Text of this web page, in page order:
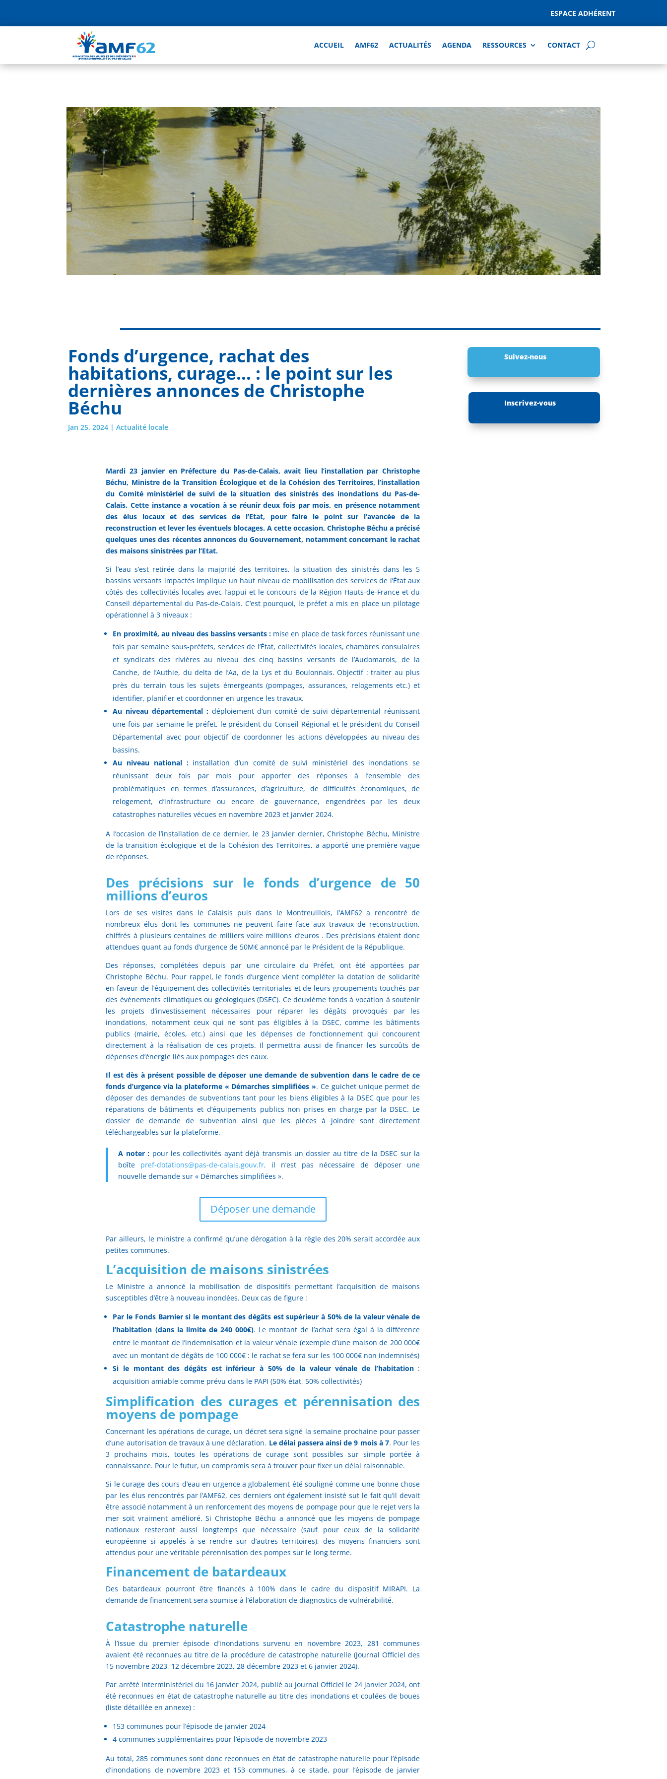
ESPACE ADHÉRENT
ACCUEIL AMF62 ACTUALITÉS AGENDA RESSOURCES CONTACT
Fonds d’urgence, rachat des
habitations, curage… : le point sur les
dernières annonces de Christophe
Béchu
Jan 25, 2024 |Actualité locale
Mardi 23 janvier en Préfecture du Pas-de-Calais, avait lieu l’installation par Christophe
Béchu, Ministre de la Transition Écologique et de la Cohésion des Territoires, l’installation
du Comité ministériel de suivide la situation des sinistrés des inondations du Pas-de-
Calais. Cette instance a vocation à se réunir deux fois par mois, en présence notamment
des élus locaux et des services de l’Etat, pour faire le point sur l’avancée de la
reconstruction et lever les éventuels blocages. A cette occasion, Christophe Béchu a précisé
quelques unes des récentes annonces du Gouvernement, notamment concernant le rachat
des maisons sinistrées par l’Etat.
Si l’eau s’est retirée dans la majorité des territoires, la situation des sinistrés dans les 5
bassins versants impactés implique un haut niveau de mobilisation des services de l’État aux
côtés des collectivités locales avec l’appui et le concours de la Région Hauts-de-France et du
Conseil départemental du Pas-de-Calais. C’est pourquoi, le préfet a mis en place un pilotage
opérationnel à 3 niveaux :
En proximité, au niveau des bassins versants : mise en place de task forces réunissant une
fois par semaine sous-préfets, services de l’État, collectivités locales, chambres consulaires
et syndicats des rivières au niveau des cinq bassins versants de l’Audomarois, de la
Canche, de l’Authie, du delta de l’Aa, de la Lys et du Boulonnais. Objectif : traiter au plus
près du terrain tous les sujets émergeants (pompages, assurances, relogements etc.) et
identifier, planifier et coordonner en urgence les travaux.
Au niveau départemental : déploiement d’un comité de suivi départemental réunissant
une fois par semaine le préfet, le président du Conseil Régional et le président du Conseil
Départemental avec pour objectif de coordonner les actions développées au niveau des
bassins.
Au niveau national : installation d’un comité de suivi ministériel des inondations se
réunissant deux fois par mois pour apporter des réponses à l’ensemble des
problématiques en termes d’assurances, d’agriculture, de difficultés économiques, de
relogement, d’infrastructure ou encore de gouvernance, engendrées par les deux
catastrophes naturelles vécues en novembre 2023 et janvier 2024.
A l’occasion de l’installation de ce dernier, le 23 janvier dernier, Christophe Béchu, Ministre
de la transition écologique et de la Cohésion des Territoires, a apporté une première vague
de réponses.
Des précisions sur le fonds d’urgence de 50
millions d’euros
Lors de ses visites dans le Calaisis puis dans le Montreuillois, l’AMF62 a rencontré de
nombreux élus dont les communes ne peuvent faire face aux travaux de reconstruction,
chiffrés à plusieurs centaines de milliers voire millions d’euros . Des précisions étaient donc
attendues quant au fonds d’urgence de 50M€ annoncé par le Président de la République.
Des réponses, complétées depuis par une circulaire du Préfet, ont été apportées par
Christophe Béchu. Pour rappel, le fonds d’urgence vient compléter la dotation de solidarité
en faveur de l’équipement des collectivités territoriales et de leurs groupements touchés par
des événements climatiques ou géologiques (DSEC). Ce deuxième fonds à vocation à soutenir
les projets d’investissement nécessaires pour réparer les dégâts provoqués par les
inondations, notamment ceux qui ne sont pas éligibles à la DSEC, comme les bâtiments
publics (mairie, écoles, etc.) ainsi que les dépenses de fonctionnement qui concourent
directement à la réalisation de ces projets. Il permettra aussi de financer les surcoûts de
dépenses d’énergie liés aux pompages des eaux.
Il est dès à présent possible de déposer une demande de subvention dans le cadre de ce
fonds d’urgence via la plateforme « Démarches simplifiées ». Ce guichet unique permet de
déposer des demandes de subventions tant pour les biens éligibles à la DSEC que pour les
réparations de bâtiments et d’équipements publics non prises en charge par la DSEC. Le
dossier de demande de subvention ainsi que les pièces à joindre sont directement
téléchargeables sur la plateforme.
A noter : pour les collectivités ayant déjà transmis un dossier au titre de la DSEC sur la
boîte pref-dotations@pas-de-calais.gouv.fr, il n’est pas nécessaire de déposer une
nouvelle demande sur « Démarches simplifiées ».
Déposer une demande
Par ailleurs, le ministre a confirmé qu’une dérogation à la règle des 20% serait accordée aux
petites communes.
L’acquisition de maisons sinistrées
Le Ministre a annoncé la mobilisation de dispositifs permettant l’acquisition de maisons
susceptibles d’être à nouveau inondées. Deux cas de figure :
Par le Fonds Barnier si le montant des dégâts est supérieur à 50% de la valeur vénale de
l’habitation (dans la limite de 240 000€). Le montant de l’achat sera égal à la différence
entre le montant de l’indemnisation et la valeur vénale (exemple d’une maison de 200 000€
avec un montant de dégâts de 100 000€ : le rachat se fera sur les 100 000€ non indemnisés)
Si le montant des dégâts est inférieur à 50% de la valeur vénale de l’habitation:
acquisition amiable comme prévu dans le PAPI (50% état, 50% collectivités)
Simplification des curages et pérennisation des
moyens de pompage
Concernant les opérations de curage, un décret sera signé la semaine prochaine pour passer
d’une autorisation de travaux à une déclaration. Le délai passera ainsi de 9 mois à 7. Pour les
3 prochains mois, toutes les opérations de curage sont possibles sur simple portée à
connaissance. Pour le futur, un compromis sera à trouver pour fixer un délai raisonnable.
Si le curage des cours d’eau en urgence a globalement été souligné comme une bonne chose
par les élus rencontrés par l’AMF62, ces derniers ont également insisté sut le fait qu’il devait
être associé notamment à un renforcement des moyens de pompage pour que le rejet vers la
mer soit vraiment amélioré. SiChristophe Béchu a annoncé que les moyens de pompage
nationaux resteront aussi longtemps que nécessaire (sauf pour ceux de la solidarité
européenne si appelés à se rendre sur d’autres territoires), des moyens financiers sont
attendus pour une véritable pérennisation des pompes sur le long terme.
Financement de batardeaux
Des batardeaux pourront être financés à 100% dans le cadre du dispositif MIRAPI. La
demande de financement sera soumise à l’élaboration de diagnostics de vulnérabilité.
Catastrophe naturelle
À l’issue du premier épisode d’inondations survenu en novembre 2023, 281 communes
avaient été reconnues au titre de la procédure de catastrophe naturelle (Journal Officiel des
15 novembre 2023, 12 décembre 2023, 28 décembre 2023 et 6 janvier 2024).
Par arrêté interministériel du 16 janvier 2024, publié au Journal Officiel le 24 janvier 2024, ont
été reconnues en état de catastrophe naturelle au titre des inondations et coulées de boues
(liste détaillée en annexe) :
153 communes pour l’épisode de janvier 2024
4 communes supplémentaires pour l’épisode de novembre 2023
Au total, 285 communes sont donc reconnues en état de catastrophe naturelle pour l’épisode
d’inondations de novembre 2023 et 153 communes, à ce stade, pour l’épisode de janvier
Suivez-nous
Inscrivez-vous